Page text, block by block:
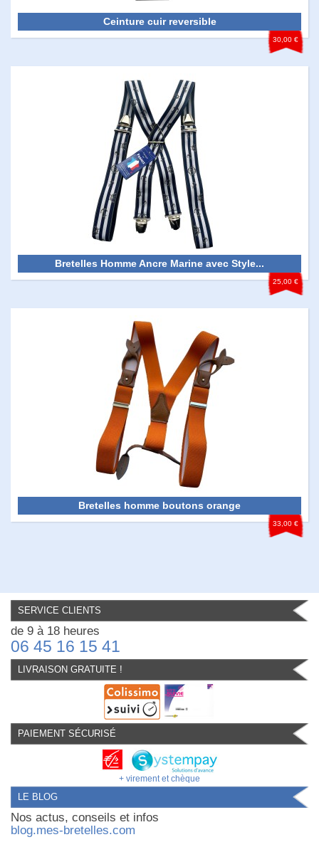
Ceinture cuir reversible
30,00 €
Bretelles Homme Ancre Marine avec Style...
25,00 €
Bretelles homme boutons orange
33,00 €
SERVICE CLIENTS
de 9 à 18 heures
06 45 16 15 41
LIVRAISON GRATUITE !
PAIEMENT SÉCURISÉ
+ virement et chèque
LE BLOG
Nos actus, conseils et infos
blog.mes-bretelles.com